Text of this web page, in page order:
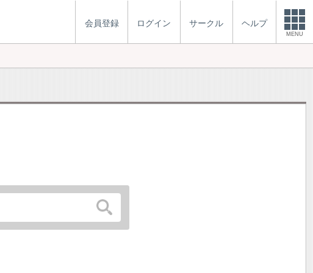
会員登録 ログイン サークル ヘルプ
MENU